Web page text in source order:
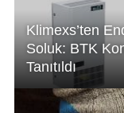
Klimexs’ten
Soluk: BTK
Tanıtıldı